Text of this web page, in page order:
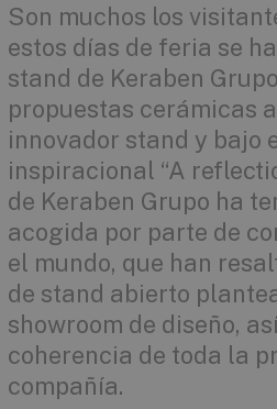
Son muchos los
estos días de feria se
stand de Keraben
propuestas cerámicas
innovador stand y bajo
inspiracional “A
de Keraben Grupo ha
acogida por parte de
el mundo, que han
de stand abierto
showroom de diseño,
coherencia de toda la
compañía.